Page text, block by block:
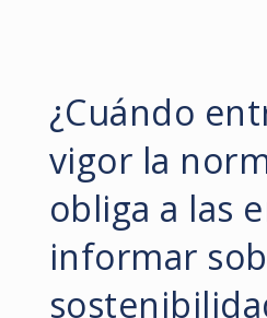
¿Cuándo
vigor la
obliga a las
informar